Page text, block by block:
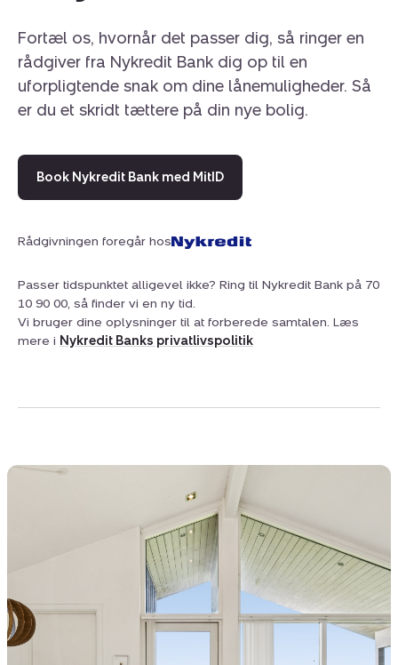
have indbyder til leg, afslapning og hyggelige stunder
med familie og venner. Et praktisk redskabsskur
supplerer udearealerne, og udsigten over det åbne
landskab skaber en rolig og fri atmosfære. Her får du
ferieaktiviteter.
Attraktiv beliggenhed tæt på strand, skov
og byliv
Fritidshuset ligger i et fredeligt og naturskønt område
med kun 900 meter til nærmeste badestrand – perfekt
til morgenbad og aftenture langs vandet. Lokale stier
inviterer til gå- og cykelture i det grønne, og Øster
Hurup med butikker, caféer og fritidsfaciliteter ligger
omkring 3 km væk.
velholdte fritidshus med lys, plads og dejlige
Fortæl os, hvornår det passer dig, så ringer en
rådgiver fra Nykredit Bank dig op til en
uforpligtende snak om dine lånemuligheder. Så
er du et skridt tættere på din nye bolig.
Book Nykredit Bank med MitID
Rådgivningen foregår hos
Passer tidspunktet alligevel ikke? Ring til Nykredit Bank på 70
10 90 00, så finder vi en ny tid.
Vi bruger dine oplysninger til at forberede samtalen. Læs
mere i Nykredit Banks privatlivspolitik